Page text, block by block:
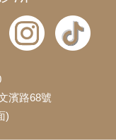
濱路68號
)